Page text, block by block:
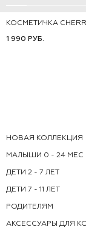
ONE-SIZE
КОСМЕТИЧКА
1 990 РУБ.
НОВАЯ КОЛЛЕКЦИЯ
МАЛЫШИ 0 - 24 МЕС
ДЕТИ 2 - 7 ЛЕТ
ДЕТИ 7 - 11 ЛЕТ
РОДИТЕЛЯМ
АКСЕССУАРЫ ДЛЯ